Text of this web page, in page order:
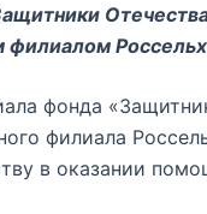
филиалом
фонда
филиала
в оказании